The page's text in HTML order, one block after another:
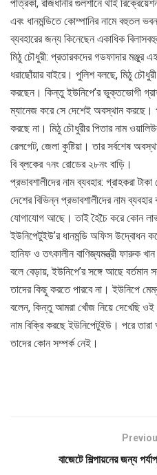
পত্রিকা, রাজধানীর গুলশানে থাই
এবং ধানমন্ডিতে কোম্পানির নামে বহুতল
ব্যবহারের জন্য কিনেছেন একাধিক
মিঠু চৌধুরী: প্রতারকদের গডফাদার মঞ্জুর
ধরাছোঁয়ার বাইরে। পুলিশ বলছে, মিঠু
করছেন। কিন্তু ইউনিপে’র ভুক্তভোগী
ম্যানেজ করে সে দেশেই অবস্থান করছে।
করছে না। মিঠু চৌধুরীর পিতার নাম
রেলগেট, জেলা কুষ্টিয়া। তার সর্বশেষ
বি ব্লকের ৭নং রোডের ২৮নং বাড়ি।
প্রভাবশালীদের নাম ব্যবহার: গ্রাহকরা
দেশের বিভিন্ন প্রভাবশালীদের নাম
যোগাযোগ আছে। তাই হৈচৈ করে কোন
ইউনিপেটুইউ’র ধানমন্ডি অফিস উদ্বোধন
হানিফ ও তৎকালীন বাণিজ্যমন্ত্রী ফারুক
বলে বেড়ায়, ইউনিপে’র সঙ্গে আছে
তাদের কিছু করতে পারবে না। ইউনিপে
বলেন, কিন্তু আমরা খোঁজ নিয়ে দেখেছি
নাম বিক্রি করছে ইউনিপেটুইউ। পরে তারা
তাদের কোন সম্পর্ক নেই।
বাজেটে শিল্পায়নের জন্য